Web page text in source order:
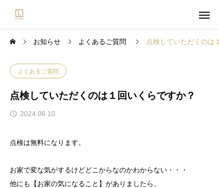
お知らせ よくあるご質問 点検していただくのは
よくあるご質問
点検していただくのは１回いくらですか？
2024.06.10
点検は無料になります。
お家で変な気がするけどどこからなのかわからない・・・
他にも【お家の気になること】がありましたら、